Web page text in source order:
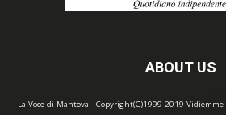
ABOUT US
La Voce di Mantova - Copyright(C)1999-2019 Vidiemme